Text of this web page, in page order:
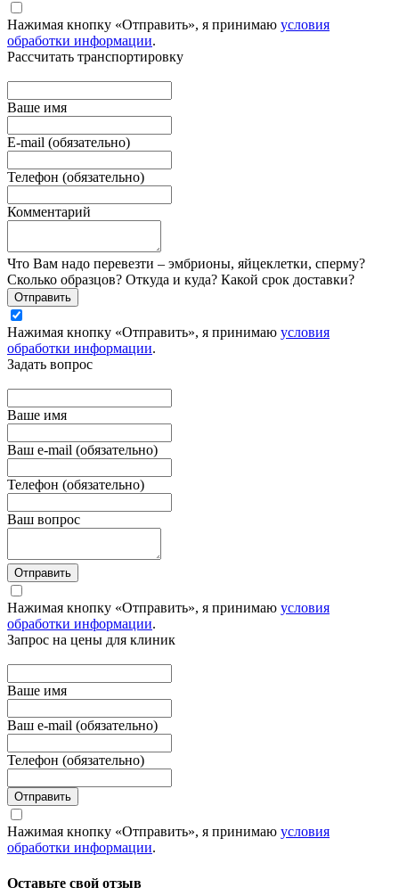
Нажимая кнопку «Отправить», я принимаю условия
обработки информации.
Рассчитать транспортировку
Ваше имя
E-mail (обязательно)
Телефон (обязательно)
Комментарий
Что Вам надо перевезти – эмбрионы, яйцеклетки, сперму?
Сколько образцов? Откуда и куда? Какой срок доставки?
Отправить
Нажимая кнопку «Отправить», я принимаю условия
обработки информации.
Задать вопрос
Вашe имя
Ваш e-mail (обязательно)
Телефон (обязательно)
Ваш вопрос
Отправить
Нажимая кнопку «Отправить», я принимаю условия
обработки информации.
Запрос на цены для клиник
Вашe имя
Ваш e-mail (обязательно)
Телефон (обязательно)
Отправить
Нажимая кнопку «Отправить», я принимаю условия
обработки информации.
Оставьте свой отзыв